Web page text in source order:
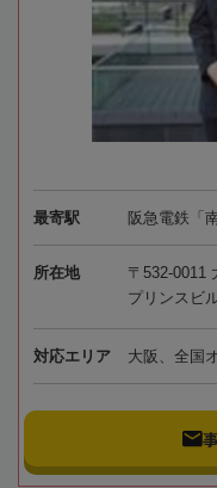
最寄駅 阪急電鉄「
所在地
〒532-0011
プリンスビ
対応エリア 大阪、全国